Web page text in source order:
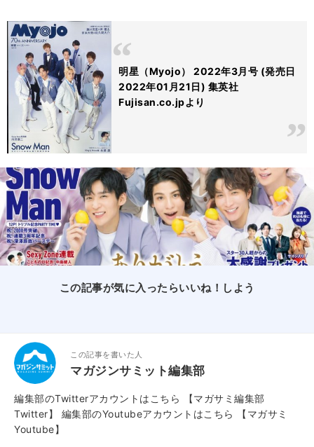
明星（Myojo） 2022年3月号 (発売日
2022年01月21日) 集英社
Fujisan.co.jpより
この記事が気に入ったらいいね！しよう
この記事を書いた人
マガジンサミット編集部
編集部のTwitterアカウントはこちら
【マガサミ編集部
Twitter】
編集部のYoutubeアカウントはこちら
【マガサミ
Youtube】